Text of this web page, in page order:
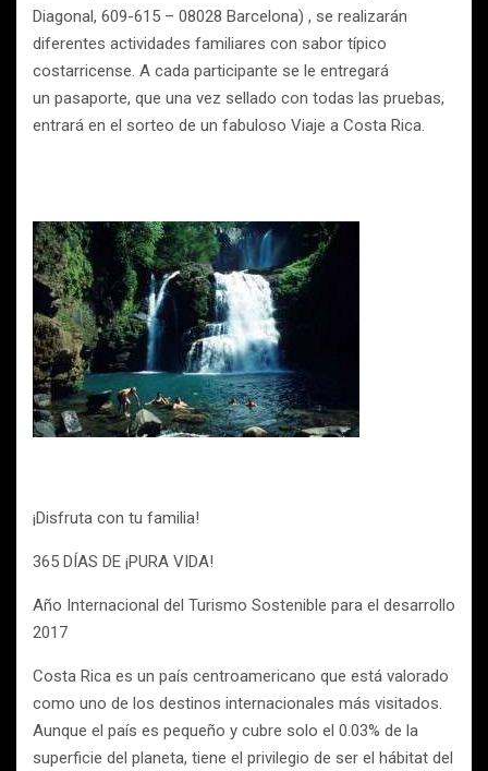
Diagonal, 609-615 – 08028 Barcelona) , se realizarán
diferentes actividades familiares con sabor típico
costarricense. A cada participante se le entregará
un pasaporte, que una vez sellado con todas las pruebas,
entrará en el sorteo de un fabuloso Viaje a Costa Rica.
¡Disfruta con tu familia!
365 DÍAS DE ¡PURA VIDA!
Año Internacional del Turismo Sostenible para el desarrollo
2017
Costa Rica es un país centroamericano que está valorado
como uno de los destinos internacionales más visitados.
Aunque el país es pequeño y cubre solo el 0.03% de la
superficie del planeta, tiene el privilegio de ser el hábitat del